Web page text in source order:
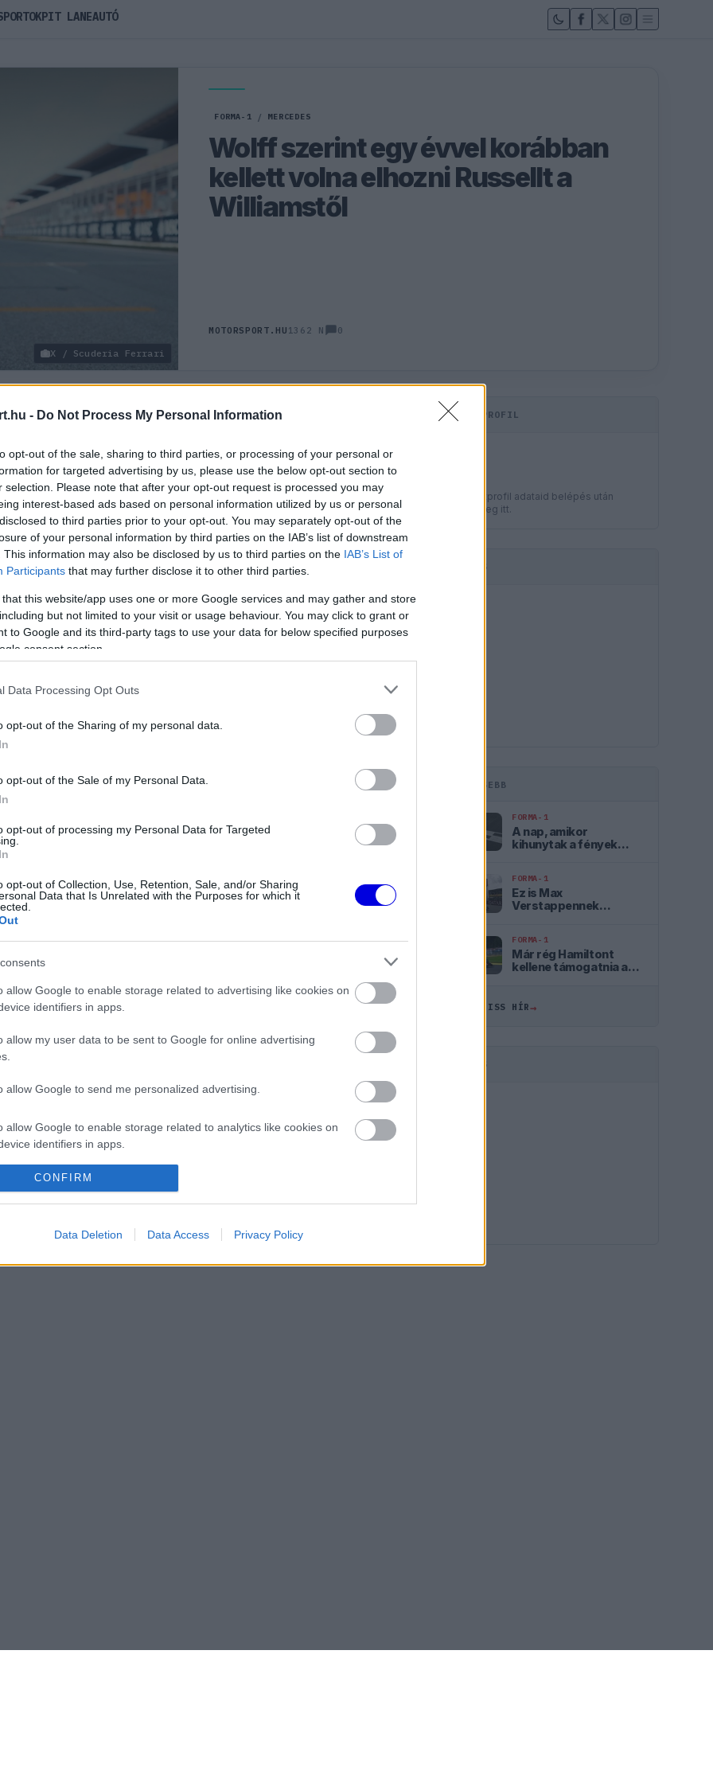
- Do Not Process My Personal Information
opt-out of the sale, sharing to third parties, or processing of your personal or
for targeted advertising by us, please use the below opt-out section to
selection. Please note that after your opt-out request is processed you may
interest-based ads based on personal information utilized by us or personal
to third parties prior to your opt-out. You may separately opt-out of the
of your personal information by third parties on the IAB’s list of downstream
This information may also be disclosed by us to third parties on the IAB’s List of
Participants that may further disclose it to other third parties.
that this website/app uses one or more Google services and may gather and store
but not limited to your visit or usage behaviour. You may click to grant or
to Google and its third-party tags to use your data for below specified purposes
consent section.
Data Processing Opt Outs
opt-out of the Sharing of my personal data.
opt-out of the Sale of my Personal Data.
opt-out of processing my Personal Data for Targeted
opt-out of Collection, Use, Retention, Sale, and/or Sharing
Data that Is Unrelated with the Purposes for which it
allow Google to enable storage related to advertising like cookies on
identifiers in apps.
allow my user data to be sent to Google for online advertising
allow Google to send me personalized advertising.
allow Google to enable storage related to analytics like cookies on
identifiers in apps.
allow Google to enable storage related to functionality of the website
allow Google to enable storage related to personalization.
allow Google to enable storage related to security, including
CONFIRM
Data Deletion Data Access Privacy Policy
X / Scuderia Ferrari
FORMA-1 / MERCEDES
Wolff szerint egy évvel korábban
kellett volna elhozni Russellt a
Williamstől
MOTORSPORT.HU 1362 N 0
Rendezés:
mail alapú rendszerre.
is.
09:35
Leclerc helyett?
pilótatervének
ébren az Alpine ambícióit 08:00
07:21
KOMMENTPROFIL
A kommentprofil adataid belépés után
jelennek meg itt.
HIRDETÉS
LEGFRISSEBB
FORMA-1
A nap, amikor
kihunytak a fények
FORMA-1
Ez is Max
Verstappennek
FORMA-1
Már rég Hamiltont
kellene támogatnia a
ÖSSZES FRISS HÍR→
HIRDETÉS
PIT LANEAUTÓ